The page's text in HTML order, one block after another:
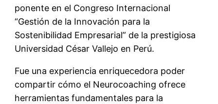
ponente en el Congreso Internacional
“Gestión de la Innovación para la
Sostenibilidad Empresarial” de la prestigiosa
Universidad César Vallejo en Perú.
Fue una experiencia enriquecedora poder
compartir cómo el Neurocoaching ofrece
herramientas fundamentales para la